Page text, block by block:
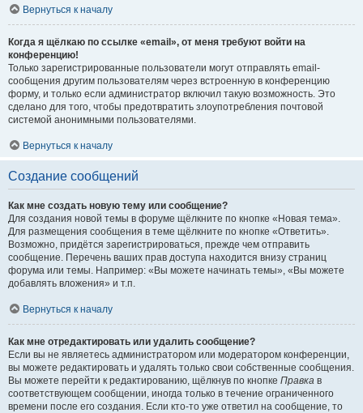
Вернуться к началу
Когда я щёлкаю по ссылке «email», от меня требуют войти на
конференцию!
Только зарегистрированные пользователи могут отправлять email-
сообщения другим пользователям через встроенную в конференцию
форму, и только если администратор включил такую возможность. Это
сделано для того, чтобы предотвратить злоупотребления почтовой
системой анонимными пользователями.
Вернуться к началу
Создание сообщений
Как мне создать новую тему или сообщение?
Для создания новой темы в форуме щёлкните по кнопке «Новая тема».
Для размещения сообщения в теме щёлкните по кнопке «Ответить».
Возможно, придётся зарегистрироваться, прежде чем отправить
сообщение. Перечень ваших прав доступа находится внизу страниц
форума или темы. Например: «Вы можете начинать темы», «Вы можете
добавлять вложения» и т.п.
Вернуться к началу
Как мне отредактировать или удалить сообщение?
Если вы не являетесь администратором или модератором конференции,
вы можете редактировать и удалять только свои собственные сообщения.
Вы можете перейти к редактированию, щёлкнув по кнопке Правка в
соответствующем сообщении, иногда только в течение ограниченного
времени после его создания. Если кто-то уже ответил на сообщение, то